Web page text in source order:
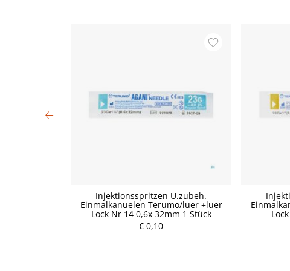
Injektionsspritzen U.zubeh.
Einmalkanuelen Terumo/luer +luer
Lock Nr 14 0,6x 32mm 1 Stück
€ 0,10
P
r